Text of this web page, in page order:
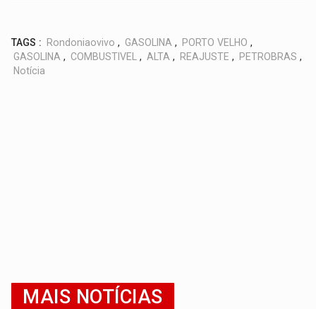
TAGS : Rondoniaovivo , GASOLINA , PORTO VELHO ,
GASOLINA , COMBUSTIVEL , ALTA , REAJUSTE , PETROBRAS ,
Notícia
MAIS NOTÍCIAS